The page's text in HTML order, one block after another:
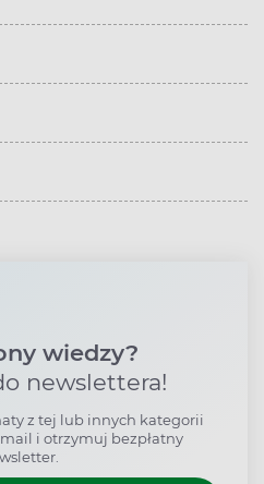
wiedzy?
newslettera!
z tej lub innych kategorii
i otrzymuj bezpłatny